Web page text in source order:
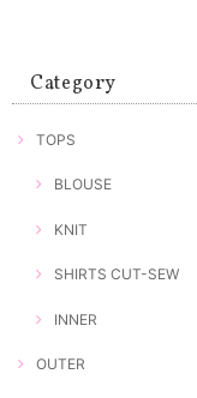
Category
TOPS
BLOUSE
KNIT
SHIRTS CUT-SEW
INNER
OUTER